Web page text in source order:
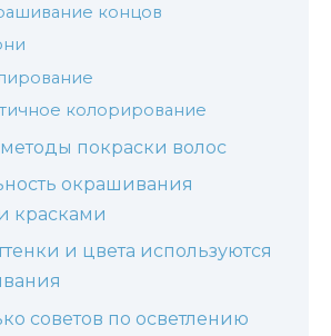
концов
колорирование
покраски волос
окрашивания
красками
и цвета используются
советов по осветлению